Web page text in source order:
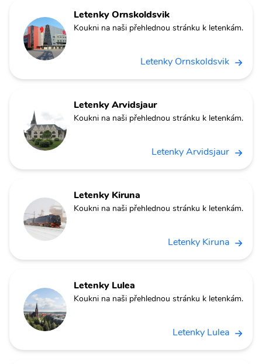
Letenky Ornskoldsvik
Koukni na naši přehlednou stránku k letenkám.
Letenky Ornskoldsvik
Letenky Arvidsjaur
Koukni na naši přehlednou stránku k letenkám.
Letenky Arvidsjaur
Letenky Kiruna
Koukni na naši přehlednou stránku k letenkám.
Letenky Kiruna
Letenky Lulea
Koukni na naši přehlednou stránku k letenkám.
Letenky Lulea